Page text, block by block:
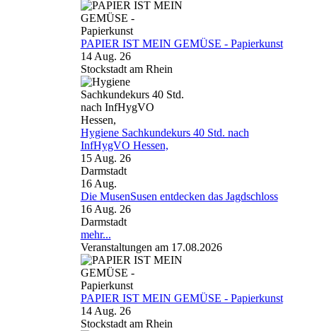
PAPIER IST MEIN GEMÜSE - Papierkunst
14 Aug. 26
Stockstadt am Rhein
Hygiene Sachkundekurs 40 Std. nach
InfHygVO Hessen,
15 Aug. 26
Darmstadt
16 Aug.
Die MusenSusen entdecken das Jagdschloss
16 Aug. 26
Darmstadt
mehr...
Veranstaltungen am 17.08.2026
PAPIER IST MEIN GEMÜSE - Papierkunst
14 Aug. 26
Stockstadt am Rhein